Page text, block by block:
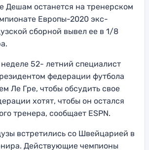
Дешам останется на тренерском
Европы-2020 экс-
сборной вывел ее в 1/8
52- летний специалист
федерации футбола
Ле Гре, чтобы обсудить свое
хотят, чтобы он остался
тренера, сообщает ESPN.
встретились со Швейцарией в
Действующие чемпионы